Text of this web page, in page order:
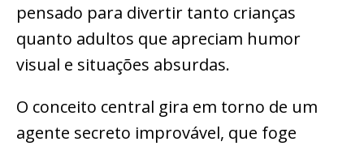
pensado para divertir tanto crianças
quanto adultos que apreciam humor
visual e situações absurdas.
O conceito central gira em torno de um
agente secreto improvável, que foge